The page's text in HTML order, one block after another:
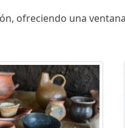
ofreciendo una